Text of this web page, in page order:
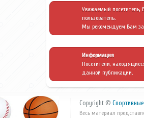
Уважаемый посетитель,
пользователь.
Мы рекомендуем Вам
Информация
Посетители,
данной публикации.
Copyright ©
Весь материал